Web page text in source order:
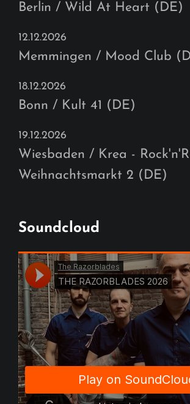
Berlin / Wild At Heart (DE)
12.12.2026
Memmingen / Mood Club
18.12.2026
Bonn / Kult 41 (DE)
19.12.2026
Wiesbaden / Krea -
Weihnachtsmarkt 2 (DE)
Soundcloud